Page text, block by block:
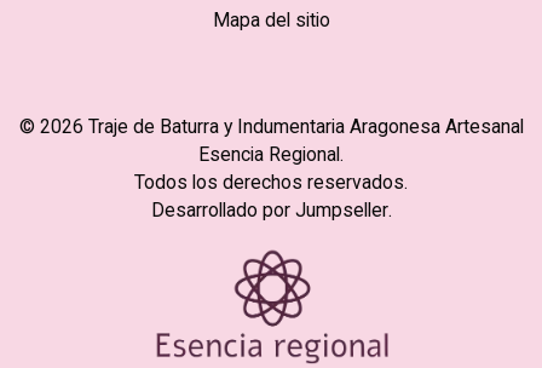
Mapa del sitio
© 2026 Traje de Baturra y Indumentaria Aragonesa Artesanal
Esencia Regional.
Todos los derechos reservados.
Desarrollado por Jumpseller.